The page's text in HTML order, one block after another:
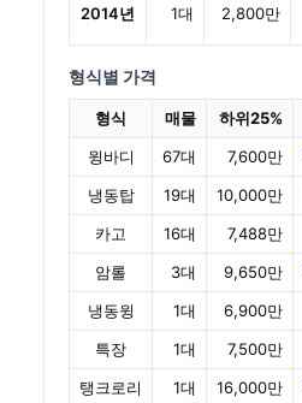
2014년 1대 2,800만
형식별 가격
형식 매물 하위25%
윙바디
67대 7,600만
냉동탑
19대 10,000만
카고
16대 7,488만
암롤
3대 9,650만
냉동윙
1대 6,900만
특장
1대 7,500만
탱크로리
1대 16,000만